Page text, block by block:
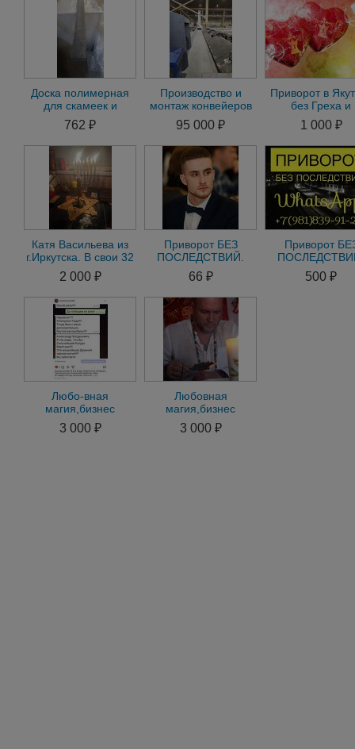
Доска полимерная
для скамеек и
забора, полнотелый
пластик
762 ₽
Производство и
монтаж конвейеров
95 000 ₽
Приворот в
без Греха и
Приворот
Жены
1 000 ₽
Катя Васильева из
г.Иркутска. В свои 32
года я была
матерью-одиночкой
2 000 ₽
Приворот БЕЗ
ПОСЛЕДСТВИЙ.
Диагностика и
консультация-
БЕСПЛАТНО 7
66 ₽
Приворот
Диагностика
500 ₽
Любо-вная
магия,бизнес
магия,снятие порчи
и сглаза,гадание
3 000 ₽
Любовная
магия,бизнес
магия,снятие порчи
и сглаза,гадание
3 000 ₽